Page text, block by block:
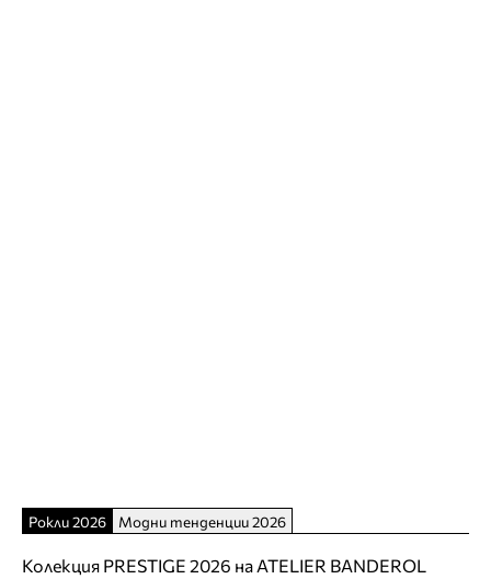
Рокли 2026 Модни тенденции 2026
Колекция PRESTIGE 2026 на ATELIER BANDEROL